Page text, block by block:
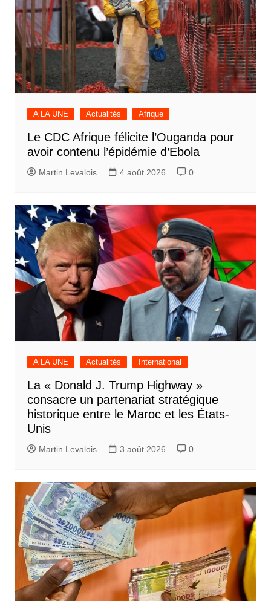
A LA UNE Actualités Afrique
Le CDC Afrique félicite l’Ouganda pour
avoir contenu l’épidémie d’Ebola
Martin Levalois 4 août 2026 0
A LA UNE Actualités International
La « Donald J. Trump Highway »
consacre un partenariat stratégique
historique entre le Maroc et les États-
Unis
Martin Levalois 3 août 2026 0